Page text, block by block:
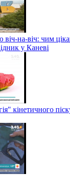
віч-на-віч: чим
у Каневі
кінетичного